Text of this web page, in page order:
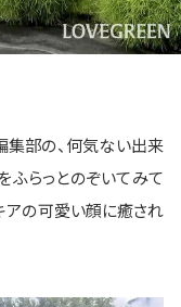
集部の、何気ない出来
らっとのぞいてみて
アの可愛い顔に癒され